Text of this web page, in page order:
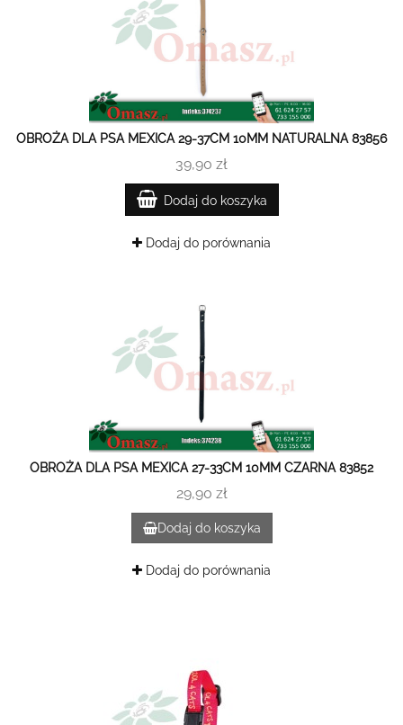
OBROŻA DLA PSA MEXICA 29-37CM 10MM NATURALNA 83856
39,90 zł
Dodaj do koszyka
Dodaj do porównania
OBROŻA DLA PSA MEXICA 27-33CM 10MM CZARNA 83852
29,90 zł
Dodaj do koszyka
Dodaj do porównania